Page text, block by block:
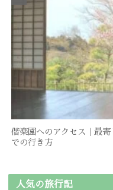
偕楽園へのアクセス｜最
での行き方
人気の旅行記